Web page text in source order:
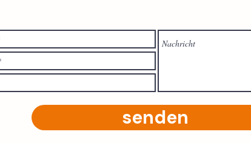
senden